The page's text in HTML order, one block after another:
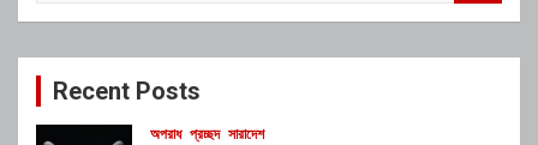
c
Recent Posts
অপরাধ প্রচ্ছদ সারাদেশ